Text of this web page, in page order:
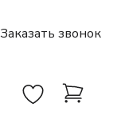
Заказать звонок